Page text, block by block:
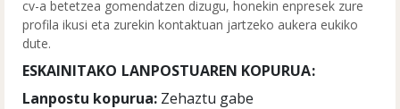
cv-a betetzea gomendatzen dizugu, honekin enpresek zure
profila ikusi eta zurekin kontaktuan jartzeko aukera eukiko
dute.
ESKAINITAKO LANPOSTUAREN KOPURUA:
Lanpostu kopurua:Zehaztu gabe